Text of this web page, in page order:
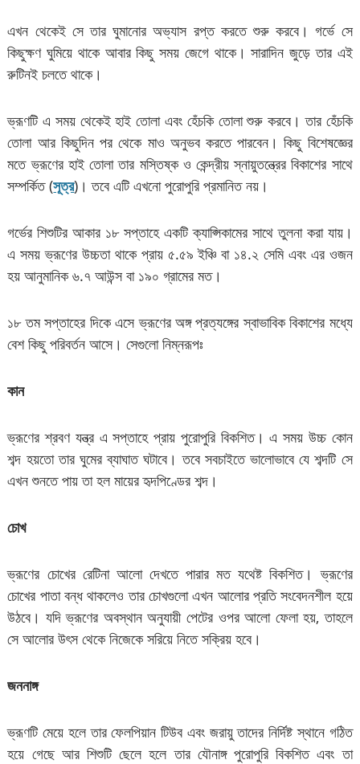
এখন থেকেই সে তার ঘুমানোর অভ্যাস রপ্ত করতে শুরু করবে। গর্ভে সে
কিছুক্ষণ ঘুমিয়ে থাকে আবার কিছু সময় জেগে থাকে। সারাদিন জুড়ে তার এই
রুটিনই চলতে থাকে।
ভ্রূণটি এ সময় থেকেই হাই তোলা এবং হেঁচকি তোলা শুরু করবে। তার হেঁচকি
তোলা আর কিছুদিন পর থেকে মাও অনুভব করতে পারবেন। কিছু বিশেষজ্ঞের
মতে ভ্রূণের হাই তোলা তার মস্তিষ্ক ও কেন্দ্রীয় স্নায়ুতন্ত্রের বিকাশের সাথে
সম্পর্কিত (সূত্র)। তবে এটি এখনো পুরোপুরি প্রমানিত নয়।
গর্ভের শিশুটির আকার ১৮ সপ্তাহে একটি ক্যাপ্সিকামের সাথে তুলনা করা যায়।
এ সময় ভ্রূণের উচ্চতা থাকে প্রায় ৫.৫৯ ইঞ্চি বা ১৪.২ সেমি এবং এর ওজন
হয় আনুমানিক ৬.৭ আউন্স বা ১৯০ গ্রামের মত।
১৮ তম সপ্তাহের দিকে এসে ভ্রূণের অঙ্গ প্রত্যঙ্গের স্বাভাবিক বিকাশের মধ্যে
বেশ কিছু পরিবর্তন আসে। সেগুলো নিম্নরূপঃ
কান
ভ্রূণের শ্রবণ যন্ত্র এ সপ্তাহে প্রায় পুরোপুরি বিকশিত। এ সময় উচ্চ কোন
শব্দ হয়তো তার ঘুমের ব্যাঘাত ঘটাবে। তবে সবচাইতে ভালোভাবে যে শব্দটি সে
এখন শুনতে পায় তা হল মায়ের হৃদপিণ্ডের শব্দ।
চোখ
ভ্রূণের চোখের রেটিনা আলো দেখতে পারার মত যথেষ্ট বিকশিত। ভ্রূণের
চোখের পাতা বন্ধ থাকলেও তার চোখগুলো এখন আলোর প্রতি সংবেদনশীল হয়ে
উঠবে। যদি ভ্রূণের অবস্থান অনুযায়ী পেটের ওপর আলো ফেলা হয়, তাহলে
সে আলোর উৎস থেকে নিজেকে সরিয়ে নিতে সক্রিয় হবে।
জননাঙ্গ
ভ্রূণটি মেয়ে হলে তার ফেলপিয়ান টিউব এবং জরায়ু তাদের নির্দিষ্ট স্থানে গঠিত
হয়ে গেছে আর শিশুটি ছেলে হলে তার যৌনাঙ্গ পুরোপুরি বিকশিত এবং তা